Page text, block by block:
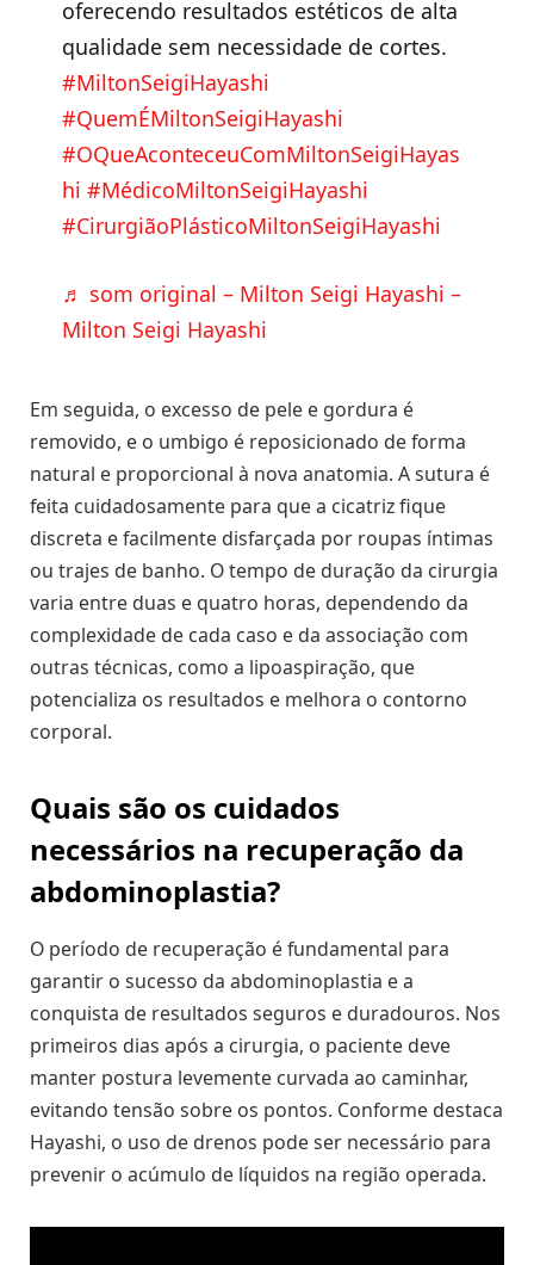
oferecendo resultados estéticos de alta
qualidade sem necessidade de cortes.
#MiltonSeigiHayashi
#QuemÉMiltonSeigiHayashi
#OQueAconteceuComMiltonSeigiHayas
hi #MédicoMiltonSeigiHayashi
#CirurgiãoPlásticoMiltonSeigiHayashi
♬ som original – Milton Seigi Hayashi –
Milton Seigi Hayashi
Em seguida, o excesso de pele e gordura é
removido, e o umbigo é reposicionado de forma
natural e proporcional à nova anatomia. A sutura é
feita cuidadosamente para que a cicatriz fique
discreta e facilmente disfarçada por roupas íntimas
ou trajes de banho. O tempo de duração da cirurgia
varia entre duas e quatro horas, dependendo da
complexidade de cada caso e da associação com
outras técnicas, como a lipoaspiração, que
potencializa os resultados e melhora o contorno
corporal.
Quais são os cuidados
necessários na recuperação da
abdominoplastia?
O período de recuperação é fundamental para
garantir o sucesso da abdominoplastia e a
conquista de resultados seguros e duradouros. Nos
primeiros dias após a cirurgia, o paciente deve
manter postura levemente curvada ao caminhar,
evitando tensão sobre os pontos. Conforme destaca
Hayashi, o uso de drenos pode ser necessário para
prevenir o acúmulo de líquidos na região operada.